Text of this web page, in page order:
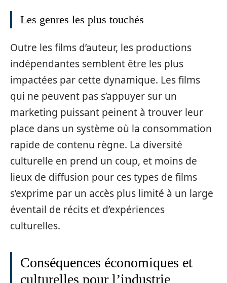
Les genres les plus touchés
Outre les films d’auteur, les productions
indépendantes semblent être les plus
impactées par cette dynamique. Les films
qui ne peuvent pas s’appuyer sur un
marketing puissant peinent à trouver leur
place dans un système où la consommation
rapide de contenu règne. La diversité
culturelle en prend un coup, et moins de
lieux de diffusion pour ces types de films
s’exprime par un accès plus limité à un large
éventail de récits et d’expériences
culturelles.
Conséquences économiques et
culturelles pour l’industrie